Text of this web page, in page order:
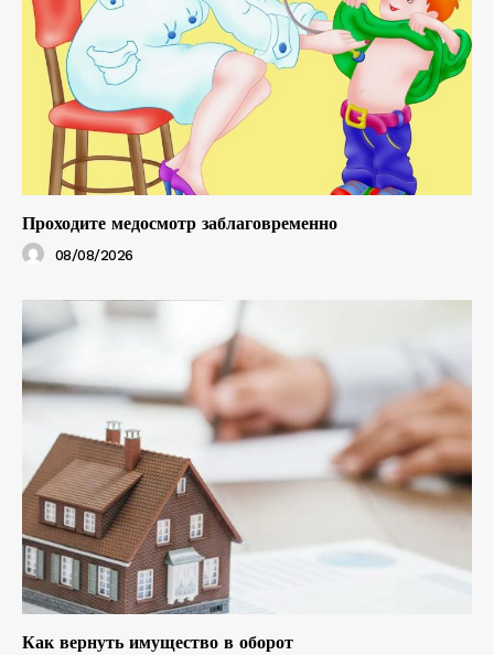
Проходите медосмотр заблаговременно
08/08/2026
Как вернуть имущество в оборот